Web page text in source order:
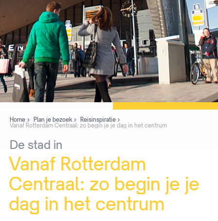
Home Plan je bezoek
Reisinspiratie
Vanaf Rotterdam Centraal: zo begin je je dag in het centrum
De stad in
Vanaf Rotterdam
Centraal: zo begin je je
dag in het centrum